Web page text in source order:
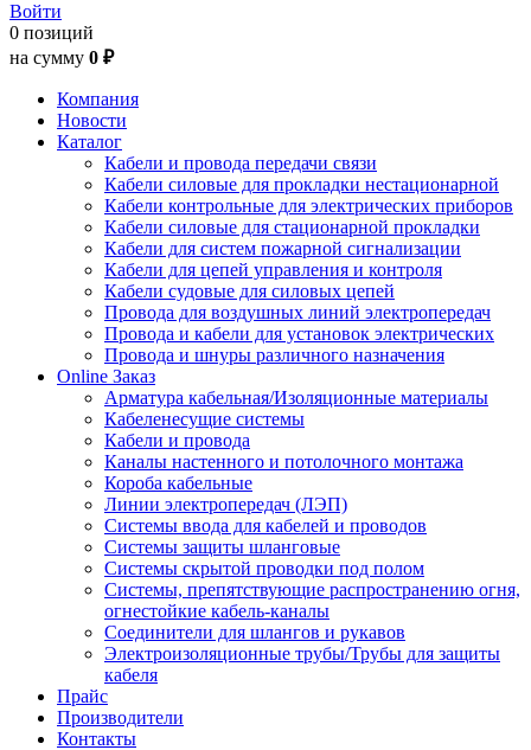
Войти
0 позиций
на сумму 0 ₽
Компания
Новости
Каталог
Кабели и провода передачи связи
Кабели силовые для прокладки нестационарной
Кабели контрольные для электрических приборов
Кабели силовые для стационарной прокладки
Кабели для систем пожарной сигнализации
Кабели для цепей управления и контроля
Кабели судовые для силовых цепей
Провода для воздушных линий электропередач
Провода и кабели для установок электрических
Провода и шнуры различного назначения
Online Заказ
Арматура кабельная/Изоляционные материалы
Кабеленесущие системы
Кабели и провода
Каналы настенного и потолочного монтажа
Короба кабельные
Линии электропередач (ЛЭП)
Системы ввода для кабелей и проводов
Системы защиты шланговые
Системы скрытой проводки под полом
Системы, препятствующие распространению огня,
огнестойкие кабель-каналы
Соединители для шлангов и рукавов
Электроизоляционные трубы/Трубы для защиты
кабеля
Прайс
Производители
Контакты